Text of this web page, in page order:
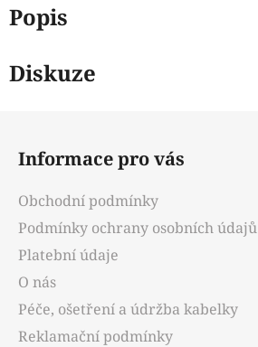
Popis
Diskuze
Informace pro vás
Obchodní podmínky
Podmínky ochrany osobních údajů
Platební údaje
O nás
Péče, ošetření a údržba kabelky
Reklamační podmínky